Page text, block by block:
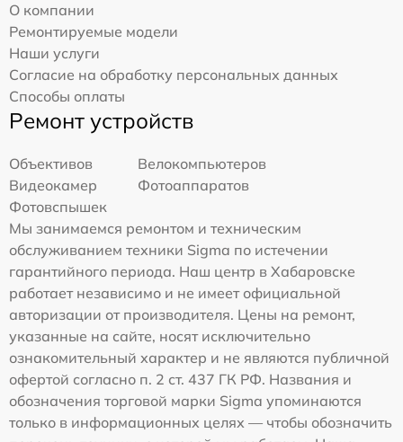
О компании
Ремонтируемые модели
Наши услуги
Согласие на обработку персональных данных
Способы оплаты
Ремонт устройств
Объективов
Велокомпьютеров
Видеокамер
Фотоаппаратов
Фотовспышек
Мы занимаемся ремонтом и техническим
обслуживанием техники Sigma по истечении
гарантийного периода. Наш центр в Хабаровске
работает независимо и не имеет официальной
авторизации от производителя. Цены на ремонт,
указанные на сайте, носят исключительно
ознакомительный характер и не являются публичной
офертой согласно п. 2 ст. 437 ГК РФ. Названия и
обозначения торговой марки Sigma упоминаются
только в информационных целях — чтобы обозначить